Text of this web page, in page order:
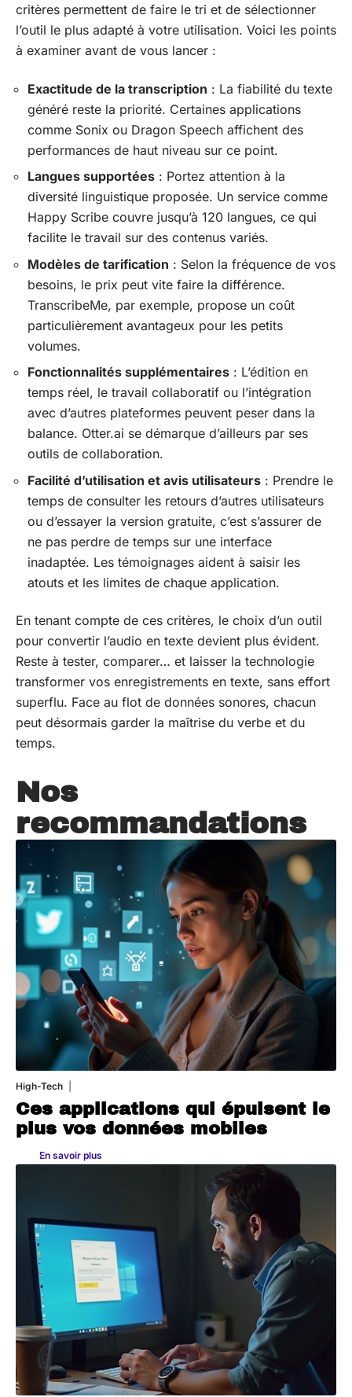
critères permettent de faire le tri et de sélectionner
l’outil le plus adapté à votre utilisation. Voici les points
à examiner avant de vous lancer :
Exactitude de la transcription : La fiabilité du texte
généré reste la priorité. Certaines applications
comme Sonix ou Dragon Speech affichent des
performances de haut niveau sur ce point.
Langues supportées : Portez attention à la
diversité linguistique proposée. Un service comme
Happy Scribe couvre jusqu’à 120 langues, ce qui
facilite le travail sur des contenus variés.
Modèles de tarification : Selon la fréquence de vos
besoins, le prix peut vite faire la différence.
TranscribeMe, par exemple, propose un coût
particulièrement avantageux pour les petits
volumes.
Fonctionnalités supplémentaires : L’édition en
temps réel, le travail collaboratif ou l’intégration
avec d’autres plateformes peuvent peser dans la
balance. Otter.ai se démarque d’ailleurs par ses
outils de collaboration.
Facilité d’utilisation et avis utilisateurs : Prendre le
temps de consulter les retours d’autres utilisateurs
ou d’essayer la version gratuite, c’est s’assurer de
ne pas perdre de temps sur une interface
inadaptée. Les témoignages aident à saisir les
atouts et les limites de chaque application.
En tenant compte de ces critères, le choix d’un outil
pour convertir l’audio en texte devient plus évident.
Reste à tester, comparer… et laisser la technologie
transformer vos enregistrements en texte, sans effort
superflu. Face au flot de données sonores, chacun
peut désormais garder la maîtrise du verbe et du
temps.
Nos
recommandations
High-Tech
Ces applications qui épuisent le
plus vos données mobiles
En savoir plus